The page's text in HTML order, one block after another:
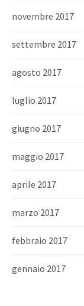
novembre 2017
settembre 2017
agosto 2017
luglio 2017
giugno 2017
maggio 2017
aprile 2017
marzo 2017
febbraio 2017
gennaio 2017